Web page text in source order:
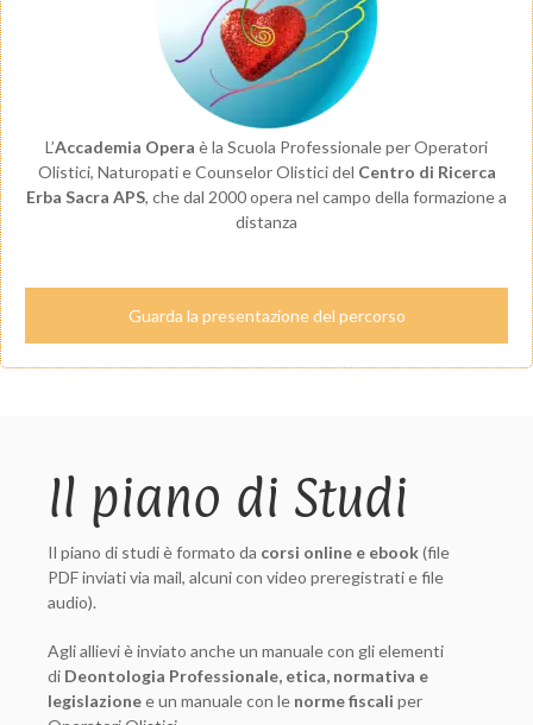
L’Accademia Opera è la Scuola Professionale per Operatori
Olistici, Naturopati e Counselor Olistici del Centro di Ricerca
Erba Sacra APS, che dal 2000 opera nel campo della formazione a
distanza
Guarda la presentazione del percorso
Il piano di Studi
Il piano di studi è formato da corsi online e ebook(file
PDF inviati via mail, alcuni con video preregistrati e file
audio).
Agli allievi è inviato anche un manuale con gli elementi
di Deontologia Professionale, etica, normativa e
legislazionee un manuale con le norme fiscali per